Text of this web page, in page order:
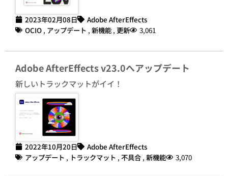
2023年02月08日
Adobe AfterEffects
OCIO , アップデート , 新機能 , 更新 3,061
Adobe AfterEffects v23.0へアップデート
新しいトラックマットがイイ！
2022年10月20日
Adobe AfterEffects
アップデート , トラックマット , 不具合 , 新機能 3,070